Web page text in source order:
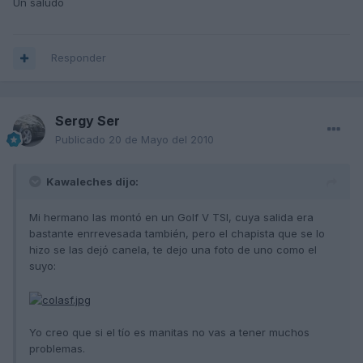
Responder
Sergy Ser
Publicado 20 de Mayo del 2010
Kawaleches dijo:
Mi hermano las montó en un Golf V TSI, cuya salida era
bastante enrrevesada también, pero el chapista que se lo
hizo se las dejó canela, te dejo una foto de uno como el
suyo:
Yo creo que si el tío es manitas no vas a tener muchos
problemas.